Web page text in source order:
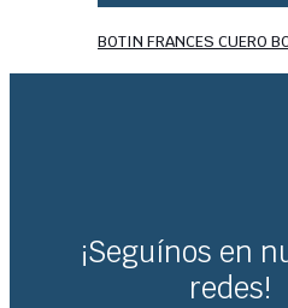
BOTIN FRANCES CUERO
¡Seguínos en
redes!